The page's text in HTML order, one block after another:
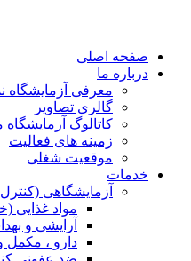
صفحه اصلی
درباره ما
معرفی آزمایشگاه
گالری تصاویر
کاتالوگ آزمایشگاه
زمینه های فعالیت
موقعیت شغلی
خدمات
آزمایشگاهی
مواد غذایی
آرایشی و
دارو ، مکمل